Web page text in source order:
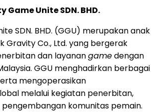
Unite SDN. BHD.
SDN. BHD. (GGU) merupakan anak
Gravity Co., Ltd. yang bergerak
dan layanangamedengan
GGU menghadirkan berbagai
mengoperasikan
melalui kegiatan penerbitan,
komunitas pemain.